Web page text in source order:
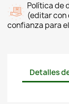
Política de
(editar con
confianza para
Detalles